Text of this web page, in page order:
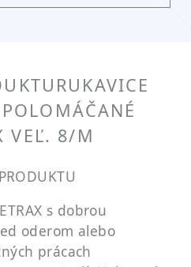
RUKAVICE
VEĽ. 8/M
s dobrou
oderom alebo
prácach